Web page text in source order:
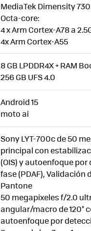
MediaTek Dimensity
Octa-core:
4 x Arm Cortex-A78 a
4x Arm Cortex-A55
8 GB LPDDR4X + RAM
256 GB UFS 4.0
Android 15
moto ai
Sony LYT-700c de 50
principal con
(OIS) y autoenfoque
fase (PDAF), Validación
Pantone
50 megapixeles f/2.0
angular/macro de 120°
autoenfoque por